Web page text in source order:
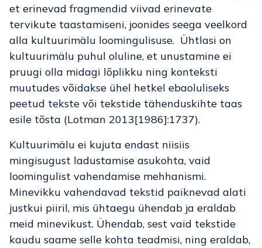
et erinevad fragmendid viivad erinevate
tervikute taastamiseni, joonides seega veelkord
alla kultuurimälu loomingulisuse. Ühtlasi on
kultuurimälu puhul oluline, et unustamine ei
pruugi olla midagi lõplikku ning konteksti
muutudes võidakse ühel hetkel ebaoluliseks
peetud tekste või tekstide tähenduskihte taas
esile tõsta (Lotman 2013[1986]:1737).
Kultuurimälu ei kujuta endast niisiis
mingisugust ladustamise asukohta, vaid
loomingulist vahendamise mehhanismi.
Minevikku vahendavad tekstid paiknevad alati
justkui piiril, mis ühtaegu ühendab ja eraldab
meid minevikust. Ühendab, sest vaid tekstide
kaudu saame selle kohta teadmisi, ning eraldab,